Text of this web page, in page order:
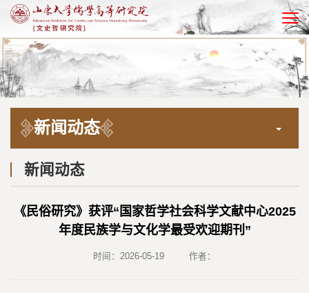
EN
新闻动态
新闻动态
《民俗研究》获评“国家哲学社会科学文献中心2025
年度民族学与文化学最受欢迎期刊”
时间：2026-05-19 作者：